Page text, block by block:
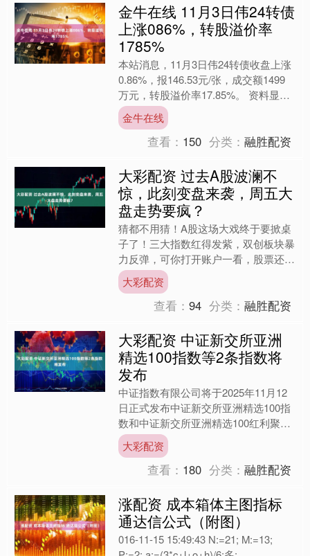
金牛在线 11月3日伟24转债
上涨086%，转股溢价率
1785%
本站消息，11月3日伟24转债收盘上涨
0.86%，报146.53元/张，成交额1499
万元，转股溢价率17.85%。 资料显
示，伟24转债信用级别为“AA”，债....
金牛在线
查看： 150 分类：融胜配资
大彩配资 过去A股波澜不
惊，此刻变盘来袭，周五大
盘走势要疯？
猜都不用猜！A股这场大戏终于要掀桌
子了！三大指数红得发紫，双创板块暴
力反弹，可你打开账户一看，股票还在
绿油油一片。这哪是牛市？分明是
4000点高地上的大型幻觉现....
大彩配资
查看：94 分类：融胜配资
大彩配资 中证新交所亚洲
精选100指数等2条指数将
发布
中证指数有限公司将于2025年11月12
日正式发布中证新交所亚洲精选100指
数和中证新交所亚洲精选100红利聚焦
指数。 举报 第一财经广告合作，请点
击这里此内容....
大彩配资
查看： 180 分类：融胜配资
涨配资 成本箱体主图指标
通达信公式（附图）
016-11-15 15:49:43 N:=21; M:=13;